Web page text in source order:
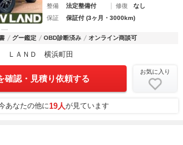
整備
法定整備付 修復
なし
保証
保証付 (3ヶ月・3000km)
グー鑑定 OBD診断済み オンライン商談可
ＬＡＮＤ 横浜町田
確認・見積り依頼する
お気に入り
あなたの他に19人が見ています